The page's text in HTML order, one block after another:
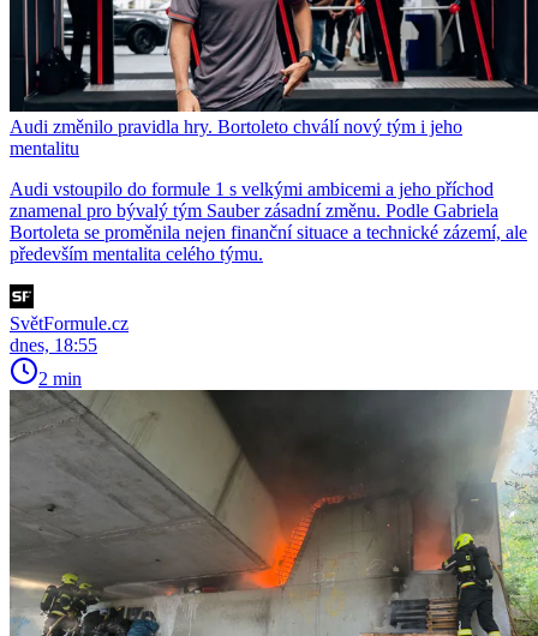
Audi změnilo pravidla hry. Bortoleto chválí nový tým i jeho
mentalitu
Audi vstoupilo do formule 1 s velkými ambicemi a jeho příchod
znamenal pro bývalý tým Sauber zásadní změnu. Podle Gabriela
Bortoleta se proměnila nejen finanční situace a technické zázemí, ale
především mentalita celého týmu.
SvětFormule.cz
dnes, 18:55
2 min